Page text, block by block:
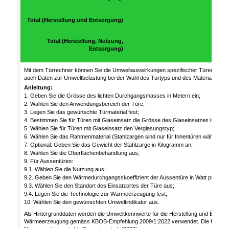
Total (Herstellung und Entsorgung)
Total (Herstellung, Nutzung,
Entsorgung)
Mit dem Türrechner können Sie die Umweltauswirkungen spezifischer Türen
auch Daten zur Umweltbelastung bei der Wahl des Türtyps und des Materials zu
Anleitung:
1. Geben Sie die Grösse des lichten Durchgangsmasses in Metern ein;
2. Wählen Sie den Anwendungsbereich der Türe;
3. Legen Sie das gewünschte Türmaterial fest;
4. Bestimmen Sie für Türen mit Glaseinsatz die Grösse des Glaseinsatzes in
5. Wählen Sie für Türen mit Glaseinsatz den Verglasungstyp;
6. Wählen Sie das Rahmenmaterial (Stahlzargen sind nur für Innentüren wählbar);
7. Optional: Geben Sie das Gewicht der Stahlzarge in Kilogramm an;
8. Wählen Sie die Oberflächenbehandlung aus;
9. Für Aussentüren:
9.1. Wählen Sie die Nutzung aus;
9.2. Geben Sie den Wärmedurchgangsskoeffizient der Aussentüre in Watt pro
9.3. Wählen Sie den Standort des Einsatzortes der Türe aus;
9.4. Legen Sie die Technologie zur Wärmeerzeugung fest;
10. Wählen Sie den gewünschten Umweltindikator aus.
Als Hintergrunddaten werden die Umweltkennwerte für die Herstellung und
Wärmeerzeugung gemäss KBOB-Empfehlung 2009/1:2022 verwendet. Die